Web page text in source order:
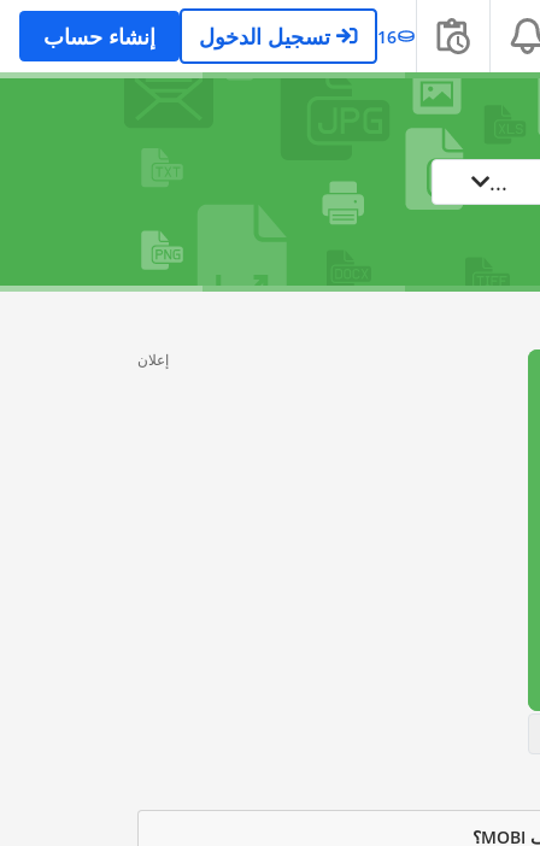
16 تسجيل الدخول إنشاء حساب
...
إعلان